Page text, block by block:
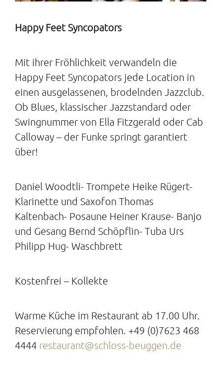
Happy Feet Syncopators
Mit ihrer Fröhlichkeit verwandeln die
Happy Feet Syncopators jede Location in
einen ausgelassenen, brodelnden Jazzclub.
Ob Blues, klassischer Jazzstandard oder
Swingnummer von Ella Fitzgerald oder Cab
Calloway – der Funke springt garantiert
über!
Daniel Woodtli- Trompete Heike Rügert-
Klarinette und Saxofon Thomas
Kaltenbach- Posaune Heiner Krause- Banjo
und Gesang Bernd Schöpflin- Tuba Urs
Philipp Hug- Waschbrett
Kostenfrei – Kollekte
Warme Küche im Restaurant ab 17.00 Uhr.
Reservierung empfohlen. +49 (0)7623 468
4444 restaurant@schloss-beuggen.de